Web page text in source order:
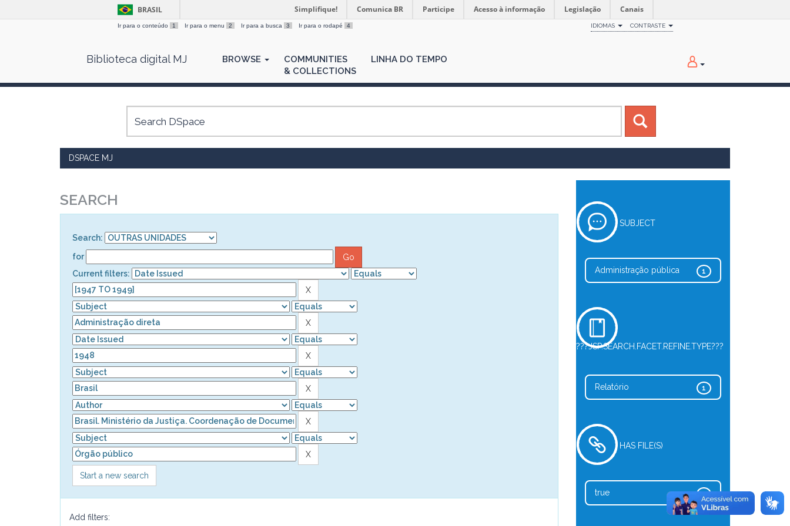
BRASIL Simplifique! Comunica BR Participe Acesso à informação Legislação Canais
Ir para o conteúdo 1 Ir para o menu 2 Ir para a busca 3 Ir para o rodapé 4 IDIOMAS CONTRASTE
Biblioteca digital MJ BROWSE
COMMUNITIES
& COLLECTIONS
LINHA DO TEMPO
DSPACE MJ
SEARCH
Search:
for
Current filters:
Start a new search
Add filters:
SUBJECT
1
Administração pública
???JSP.SEARCH.FACET.REFINE.TYPE???
1
Relatório
HAS FILE(S)
1
true